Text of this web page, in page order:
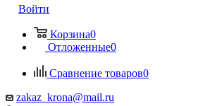
Войти
Корзина0
Отложенные0
Сравнение товаров0
zakaz_krona@mail.ru